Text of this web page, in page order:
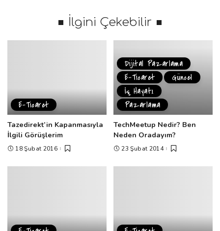
İlgini Çekebilir
E-Ticaret
Tazedirekt’in Kapanmasıyla
İlgili Görüşlerim
18 Şubat 2016
Dijital Pazarlama
E-Ticaret
Güncel
İş Hayatı
Pazarlama
TechMeetup Nedir? Ben
Neden Oradayım?
23 Şubat 2014